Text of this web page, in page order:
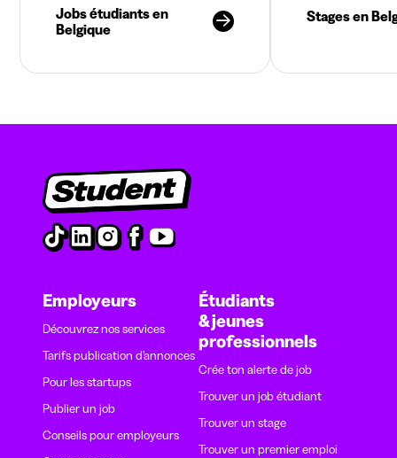
Jobs étudiants en
Belgique
Stages en
Employeurs
Découvrez nos services
Tarifs publication d’annonces
Pour les startups
Publier un job
Conseils pour employeurs
Étudiants
& jeunes
professionnels
Crée ton alerte de job
Trouver un job étudiant
Trouver un stage
Trouver un premier emploi